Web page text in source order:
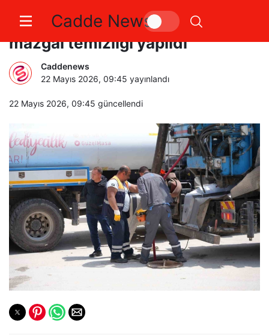
Cadde News
Bilecik’te kanalizasyon ve
mazgal temizliği yapıldı
Caddenews
22 Mayıs 2026, 09:45 yayınlandı
22 Mayıs 2026, 09:45 güncellendi